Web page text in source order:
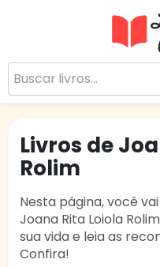
Sua
Livros de
Rolim
Nesta página, você
Joana Rita Loiola
sua vida e leia as
Confira!